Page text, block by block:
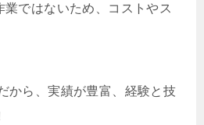
ではないため、コストやス
から、実績が豊富、経験と技